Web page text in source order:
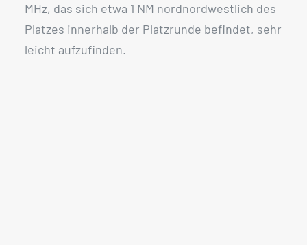
MHz, das sich etwa 1 NM nordnordwestlich des
Platzes innerhalb der Platzrunde befindet, sehr
leicht aufzufinden.